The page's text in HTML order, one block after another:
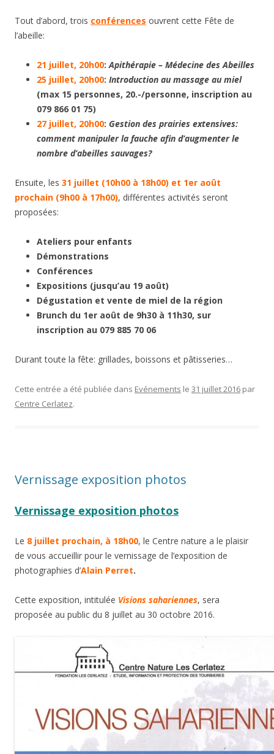
Tout d’abord, trois conférences ouvrent cette Fête de
l’abeille:
21 juillet, 20h00:Apithérapie – Médecine des Abeilles
25 juillet, 20h00: Introduction au massage au miel
(max 15 personnes, 20.-/personne, inscription au
079 866 01 75)
27 juillet, 20h00: Gestion des prairies extensives:
comment manipuler la fauche afin d’augmenter le
nombre d’abeilles sauvages?
Ensuite, les 31 juillet (10h00 à 18h00) et 1er août
prochain (9h00 à 17h00), différentes activités seront
proposées:
Ateliers pour enfants
Démonstrations
Conférences
Expositions (jusqu’au 19 août)
Dégustation et vente de miel de la région
Brunch du 1er août de 9h30 à 11h30, sur
inscription au 079 885 70 06
Durant toute la fête: grillades, boissons et pâtisseries…
Cette entrée a été publiée dans Evénements le 31 juillet 2016 par
Centre Cerlatez.
Vernissage exposition photos
Vernissage exposition photos
Le 8 juillet prochain, à 18h00, le Centre nature a le plaisir
de vous accueillir pour le vernissage de l’exposition de
photographies d’Alain Perret.
Cette exposition, intitulée Visions sahariennes, sera
proposée au public du 8 juillet au 30 octobre 2016.